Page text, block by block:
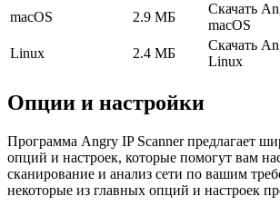
macOS
2.9 МБ
Скачать
macOS
Linux
2.4 МБ
Скачать
Linux
Опции и настройки
Программа Angry IP Scanner предлагает
опций и настроек, которые помогут вам
сканирование и анализ сети по вашим
некоторые из главных опций и настроек